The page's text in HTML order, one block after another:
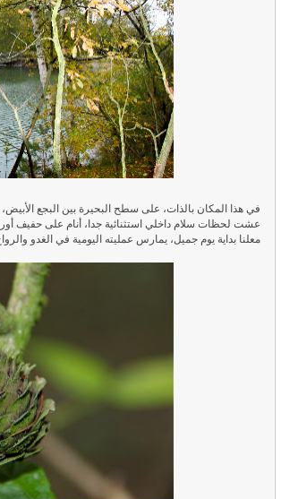
في هذا المكان بالذات، على سطح البحيرة بين البجع
عشت لحظات سلام داخلي استثنائية جدا، أنام على حفيف
معلنا بداية يوم جميل، يمارس عمليته اليومية في الغدو